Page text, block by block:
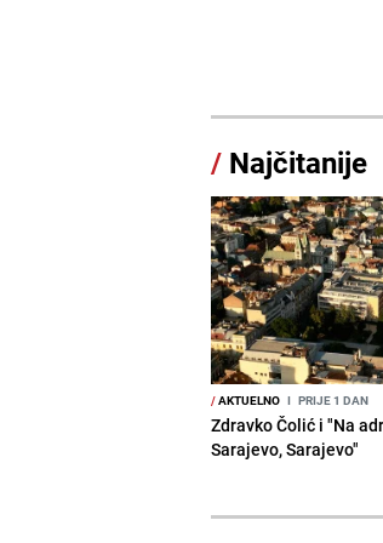
/ Najčitanije
/AKTUELNO I PRIJE 1 DAN
Zdravko Čolić i "Na
Sarajevo, Sarajevo"